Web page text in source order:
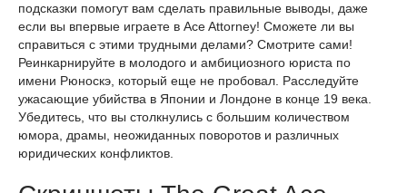
подсказки помогут вам сделать правильные выводы, даже
если вы впервые играете в Ace Attorney! Сможете ли вы
справиться с этими трудными делами? Смотрите сами!
Реинкарнируйте в молодого и амбициозного юриста по
имени Рюноскэ, который еще не пробовал. Расследуйте
ужасающие убийства в Японии и Лондоне в конце 19 века.
Убедитесь, что вы столкнулись с большим количеством
юмора, драмы, неожиданных поворотов и различных
юридических конфликтов.